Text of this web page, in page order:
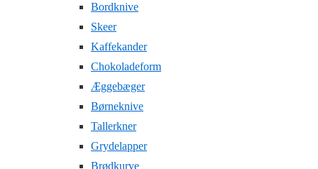
Bordknive
Skeer
Kaffekander
Chokoladeform
Æggebæger
Børneknive
Tallerkner
Grydelapper
Brødkurve